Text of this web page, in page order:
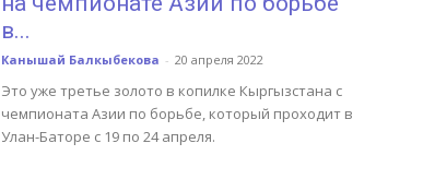
в...
Канышай Балкыбекова - 20 апреля 2022
Это уже третье золото в копилке Кыргызстана с
чемпионата Азии по борьбе, который проходит в
Улан-Баторе с 19 по 24 апреля.